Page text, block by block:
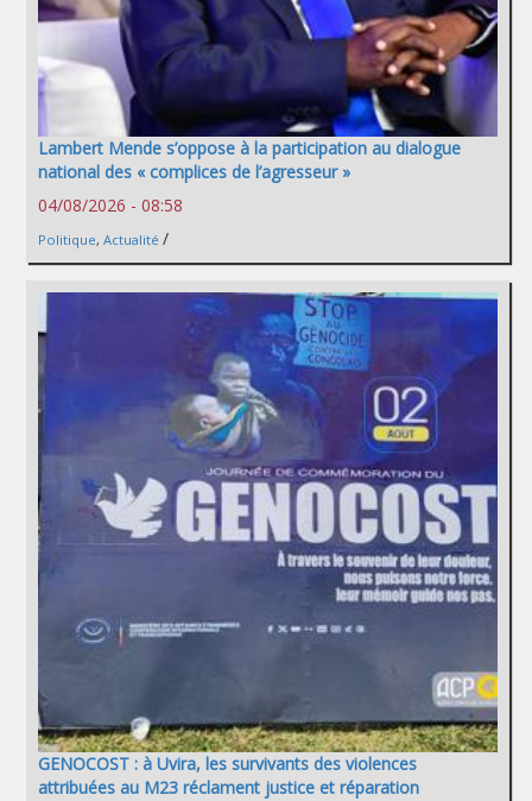
Lambert Mende s’oppose à la participation au dialogue
national des « complices de l’agresseur »
04/08/2026 - 08:58
Politique, Actualité /
GENOCOST : à Uvira, les survivants des violences
attribuées au M23 réclament justice et réparation